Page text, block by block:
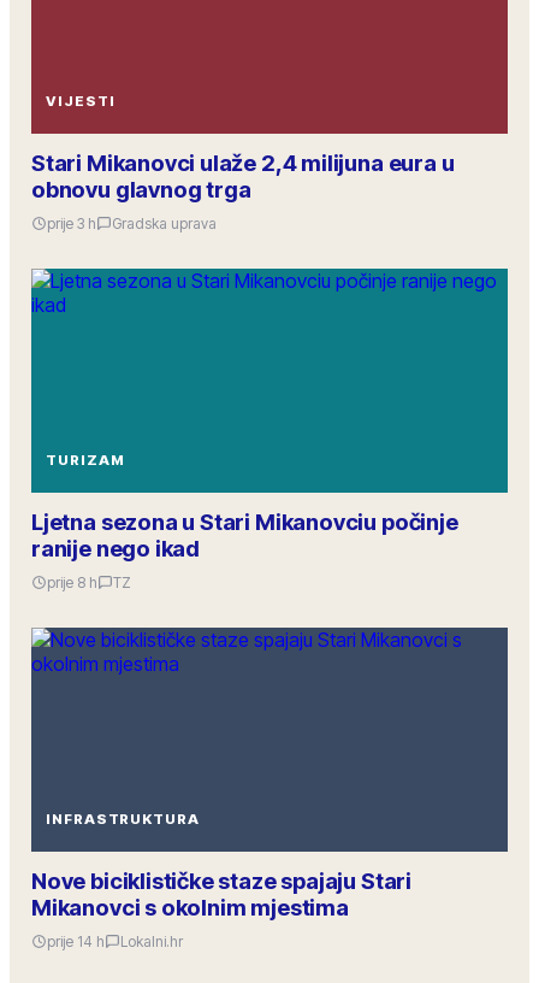
VIJESTI
Stari Mikanovci ulaže 2,4 milijuna eura u
obnovu glavnog trga
prije 3 h Gradska uprava
TURIZAM
Ljetna sezona u Stari Mikanovciu počinje
ranije nego ikad
prije 8 h TZ
INFRASTRUKTURA
Nove biciklističke staze spajaju Stari
Mikanovci s okolnim mjestima
prije 14 h Lokalni.hr